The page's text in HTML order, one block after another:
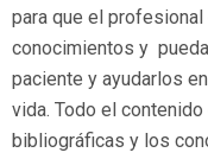
para que el
conocimientos y
paciente y ayudarlos
vida. Todo el
bibliográficas y los